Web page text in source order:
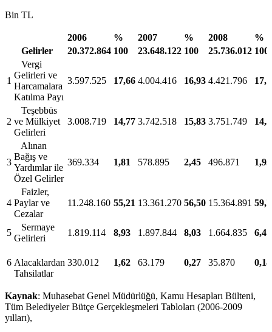
Bin TL
2006 % 2007 % 2008
%
Gelirler
20.372.864 100 23.648.122 100 25.736.012 100
1
Vergi
Gelirleri ve
Harcamalara
Katılma Payı
3.597.525 17,66 4.004.416 16,93 4.421.796
2
Teşebbüs
ve Mülkiyet
Gelirleri
3.008.719 14,77 3.742.518 15,83 3.751.749
3
Alınan
Bağış ve
Yardımlar ile
Özel Gelirler
369.334 1,81 578.895 2,45 496.871 1,93
4
Faizler,
Paylar ve
Cezalar
11.248.160 55,21 13.361.270 56,50 15.364.891
5
Sermaye
Gelirleri
1.819.114 8,93 1.897.844 8,03 1.664.835 6,47
6 Alacaklardan
Tahsilatlar
330.012 1,62 63.179 0,27 35.870 0,14
Kaynak: Muhasebat Genel Müdürlüğü, Kamu Hesapları Bülteni,
Tüm Belediyeler Bütçe Gerçekleşmeleri Tabloları (2006-2009
yılları),